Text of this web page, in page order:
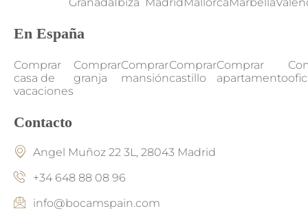
En España
Comprar
casa de
vacaciones
Comprar
granja
Comprar
mansión
Comprar
castillo
Comprar
apartamento
Contacto
Angel Muñoz 22 3L, 28043 Madrid
+34 648 88 08 96
info@bocamspain.com